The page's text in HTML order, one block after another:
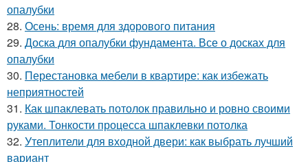
опалубки
28. Осень: время для здорового питания
29. Доска для опалубки фундамента. Все о досках для
опалубки
30. Перестановка мебели в квартире: как избежать
неприятностей
31. Как шпаклевать потолок правильно и ровно своими
руками. Тонкости процесса шпаклевки потолка
32. Утеплители для входной двери: как выбрать лучший
вариант